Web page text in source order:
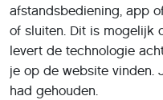
afstandsbediening, app
of sluiten. Dit is mogelijk
levert de technologie
je op de website vinden.
had gehouden.